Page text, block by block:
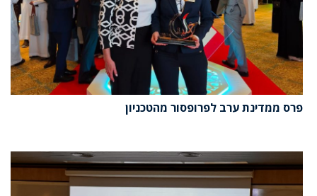
פרס ממדינת ערב לפרופסור מהטכניון